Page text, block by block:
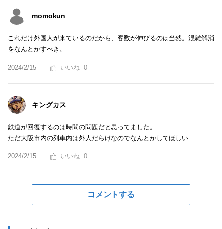
momokun
これだけ外国人が来ているのだから、客数が伸びるのは当然。混雑解消
をなんとかすべき。
2024/2/15 0
キングカス
鉄道が回復するのは時間の問題だと思ってました。
ただ大阪市内の列車内は外人だらけなのでなんとかしてほしい
2024/2/15 0
コメントする